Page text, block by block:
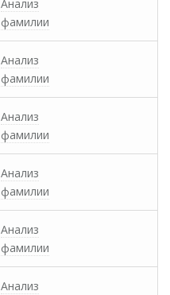
Анализ
фамилии
Анализ
фамилии
Анализ
фамилии
Анализ
фамилии
Анализ
фамилии
Анализ